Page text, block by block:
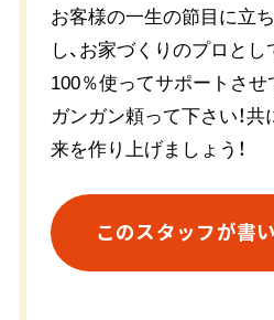
お客様の一生の節目に立
し、お家づくりのプロと
100％使ってサポートさせ
ガンガン頼って下さい！
来を作り上げましょう！
このスタッフが書